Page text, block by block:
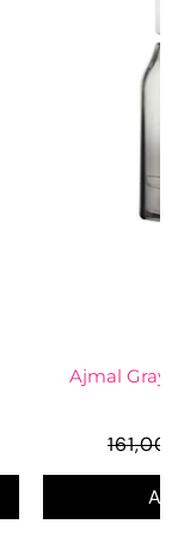
Ajmal Gray
161,00